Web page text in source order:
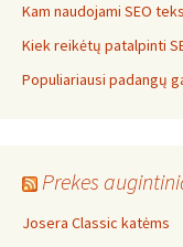
Kam naudojami SEO
Kiek reikėtų patalpinti
Populiariausi padangų
Prekes
Josera Classic katėms